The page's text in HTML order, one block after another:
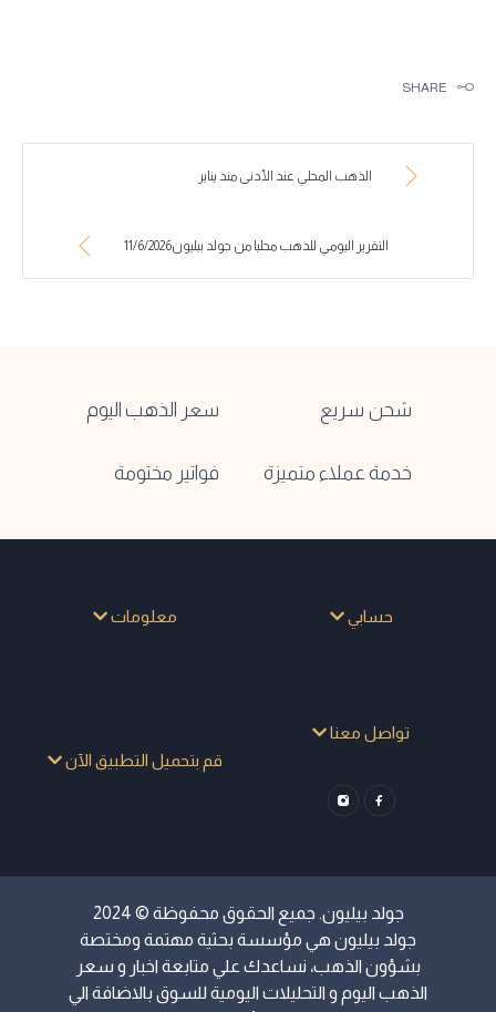
SHARE
الذهب المحلي عند الأدنى منذ يناير
التقرير اليومي للذهب محليا من جولد بيليون11/6/2026
شحن سريع سعر الذهب اليوم
خدمة عملاء متميزة فواتير مختومة
حسابي معلومات
تواصل معنا
قم بتحميل التطبيق الآن
جولد بيليون. جميع الحقوق محفوظة © 2024
جولد بيليون هي مؤسسة بحثية مهتمة ومختصة
بشؤون الذهب، نساعدك علي متابعة اخبار و سعر
الذهب اليوم و التحليلات اليومية للسوق بالاضافة الي